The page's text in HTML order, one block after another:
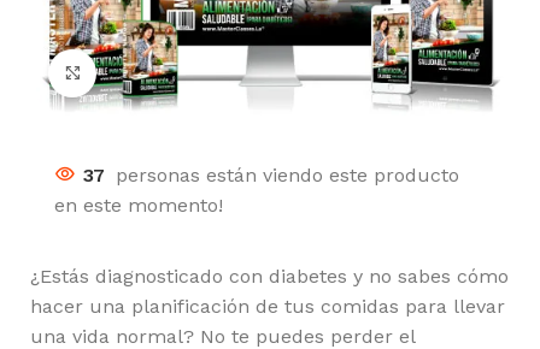
Click para agrandar
37 personas están viendo este producto
en este momento!
¿Estás diagnosticado con diabetes y no sabes cómo
hacer una planificación de tus comidas para llevar
una vida normal? No te puedes perder el